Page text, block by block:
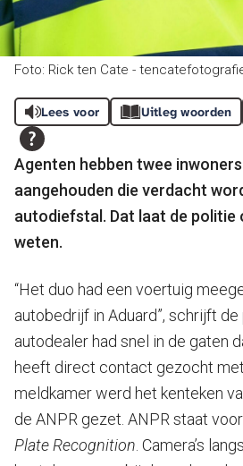
Foto: Rick ten Cate -
Lees voor Uitleg woorden
Agenten hebben twee
aangehouden die verdacht
autodiefstal. Dat laat de politie
weten.
“Het duo had een voertuig
autobedrijf in Aduard”, schrijft de
autodealer had snel in de gaten
heeft direct contact gezocht met
meldkamer werd het kenteken
de ANPR gezet. ANPR staat voor
Plate Recognition . Camera’s